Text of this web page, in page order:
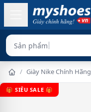
Sản phẩm chính hãng
/ Giày Nike Chính Hãng
🎁 SIÊU SALE 🎁